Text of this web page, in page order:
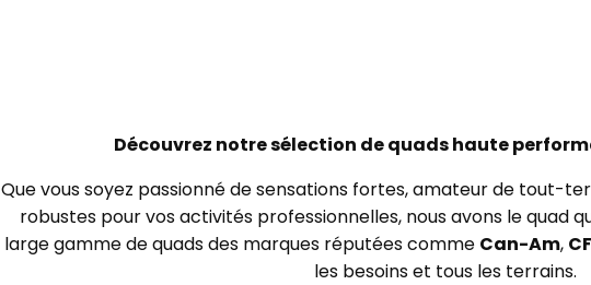
Découvrez notre sélection de quads haute
Que vous soyez passionné de sensations fortes, amateur de tout-
robustes pour vos activités professionnelles, nous avons le quad
large gamme de quads des marques réputées comme Can-Am,
les besoins et tous les terrains.